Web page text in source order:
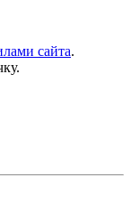
сайта.